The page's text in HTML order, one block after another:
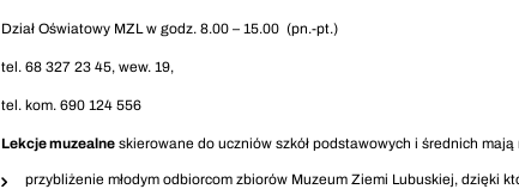
Dział Oświatowy MZL w godz. 8.00 – 15.00 (pn.-pt.)
tel. 68 327 23 45, wew. 19,
tel. kom. 690 124 556
Lekcje muzealneskierowane do uczniów szkół podstawowych i średnich mają
przybliżenie młodym odbiorcom zbiorów Muzeum Ziemi Lubuskiej, dzięki